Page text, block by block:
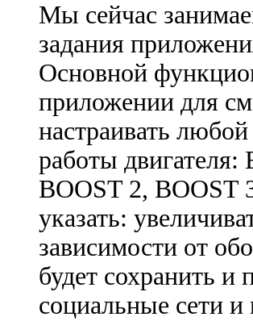
Мы сейчас
задания
Основной
приложении для
настраивать
работы
BOOST 2, BOOST
указать:
зависимости от
будет сохранить и
социальные сети